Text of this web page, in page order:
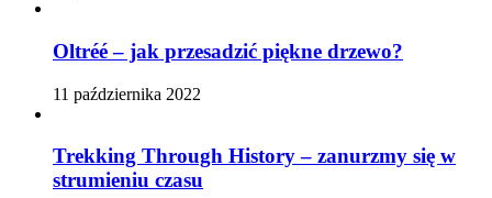
Oltréé – jak przesadzić piękne drzewo?
11 października 2022
Trekking Through History – zanurzmy się w
strumieniu czasu